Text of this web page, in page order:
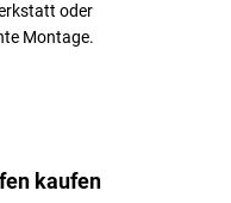
oder
Montage.
kaufen